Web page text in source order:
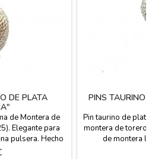
DE PLATA
de Montera de
Elegante para
pulsera. Hecho
cm x 1 cm
PINS TAURINO
Pin taurino de plata
montera de torero.
de montera